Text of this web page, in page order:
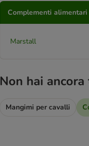
Complementi
Marstall
Non hai
Mangimi per cavalli